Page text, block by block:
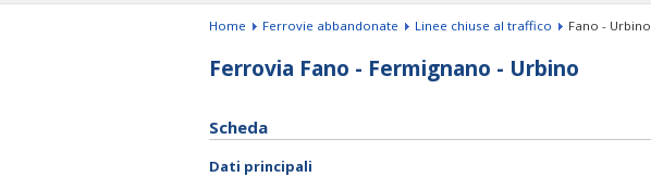
Home Ferrovie abbandonate Linee chiuse al traffico Fano - Urbino
Ferrovia Fano - Fermignano - Urbino
Scheda
Dati principali